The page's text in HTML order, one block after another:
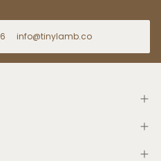
info@tinylamb.co